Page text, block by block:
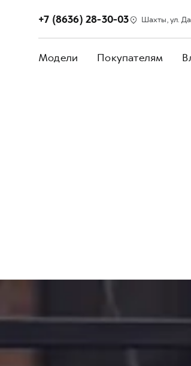
+7 (8636) 28-30-03 Шахты, ул.
Модели Покупателям